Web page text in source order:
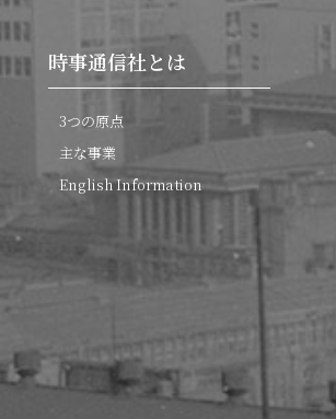
時事通信社とは
3つの原点
主な事業
English Information